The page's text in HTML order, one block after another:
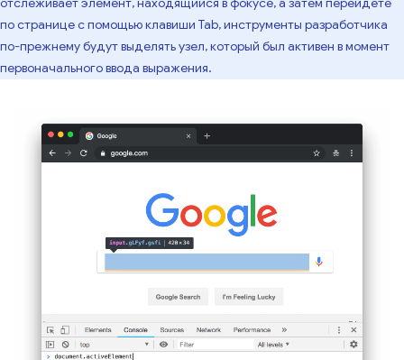
по странице с помощью клавиши Tab, инструменты разработчика
по-прежнему будут выделять узел, который был активен в момент
первоначального ввода выражения.